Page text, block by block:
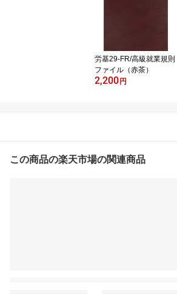
労基29-FR/高級就業規則
ファイル（赤茶）
2,200円
この商品の楽天市場の関連商品